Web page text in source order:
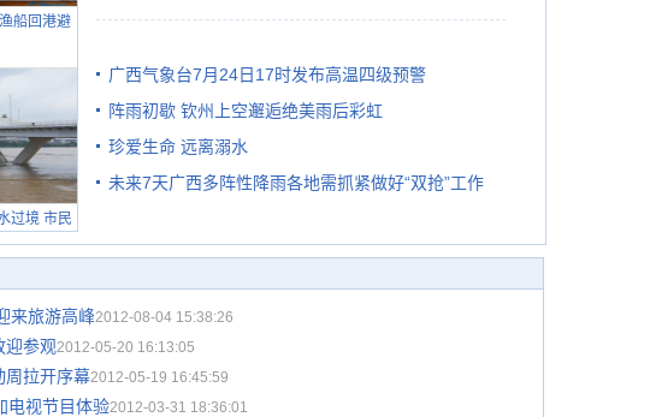
船回港避
过境 市民
广西气象台7月24日17时发布高温四级预警
阵雨初歇 钦州上空邂逅绝美雨后彩虹
珍爱生命 远离溺水
未来7天广西多阵性降雨各地需抓紧做好“双抢”工作
来旅游高峰2012-08-04 15:38:26
迎参观2012-05-20 16:13:05
周拉开序幕2012-05-19 16:45:59
电视节目体验2012-03-31 18:36:01